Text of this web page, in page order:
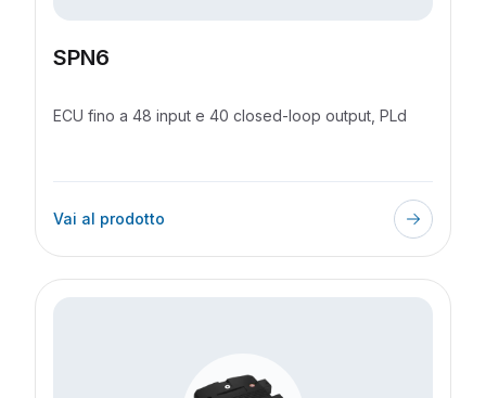
SPN6
ECU fino a 48 input e 40 closed-loop output, PLd
Vai al prodotto